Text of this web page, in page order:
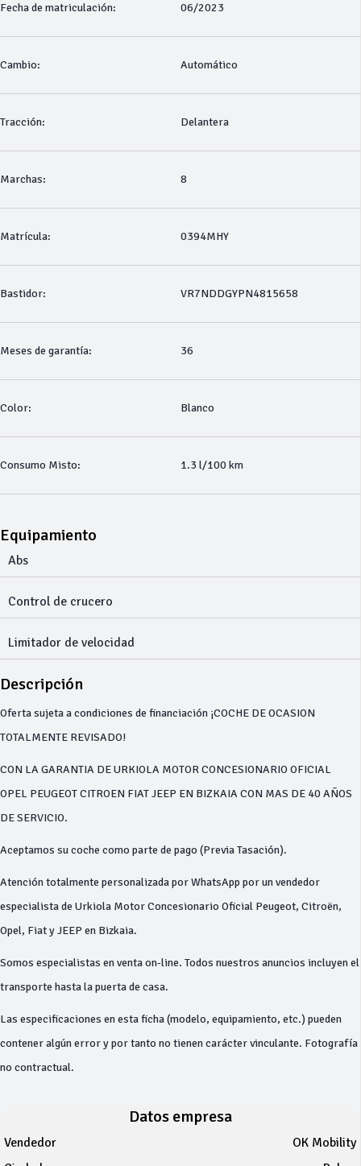
Fecha de matriculación: 06/2023
Cambio: Automático
Tracción: Delantera
Marchas: 8
Matrícula: 0394MHY
Bastidor: VR7NDDGYPN4815658
Meses de garantía: 36
Color: Blanco
Consumo Misto: 1.3 l/100 km
Equipamiento
Abs
Control de crucero
Limitador de velocidad
Descripción
Oferta sujeta a condiciones de financiación ¡COCHE DE OCASION
TOTALMENTE REVISADO!
CON LA GARANTIA DE URKIOLA MOTOR CONCESIONARIO OFICIAL
OPEL PEUGEOT CITROEN FIAT JEEP EN BIZKAIA CON MAS DE 40 AÑOS
DE SERVICIO.
Aceptamos su coche como parte de pago (Previa Tasación).
Atención totalmente personalizada por WhatsApp por un vendedor
especialista de Urkiola Motor Concesionario Oficial Peugeot, Citroën,
Opel, Fiat y JEEP en Bizkaia.
Somos especialistas en venta on-line. Todos nuestros anuncios incluyen el
transporte hasta la puerta de casa.
Las especificaciones en esta ficha (modelo, equipamiento, etc.) pueden
contener algún error y por tanto no tienen carácter vinculante. Fotografía
no contractual.
Datos empresa
Vendedor
OK Mobility